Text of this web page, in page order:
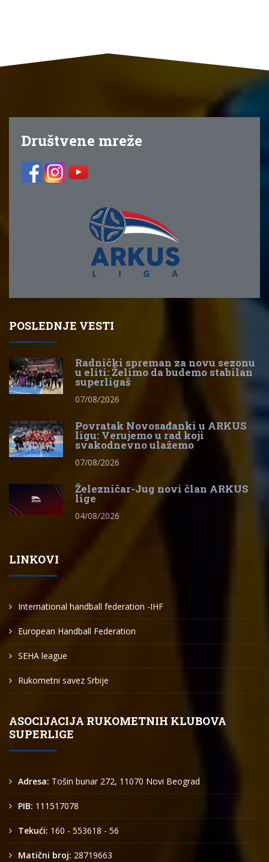
Društvene mreže
POSLEDNJE VESTI
Radnički spreman za novu sezonu
u eliti: Želimo da budemo stabilan
superligaš
07/08/2026
Povratak Novosađanki u ARKUS
ligu: Verujemo u rad koji
svakodnevno ulažemo
07/08/2026
Železničar-Jug novi član ARKUS
lige
04/08/2026
LINKOVI
International handball federation -IHF
European Handball Federation
SEHA league
Rukometni savez Srbije
ASOCIJACIJA RUKOMETNIH KLUBOVA
SUPERLIGE
Adresa: Tošin bunar 272, 11070 Novi Beograd
PIB: 111517078
Tekući: 160 - 553618 - 56
Matični broj: 28719663